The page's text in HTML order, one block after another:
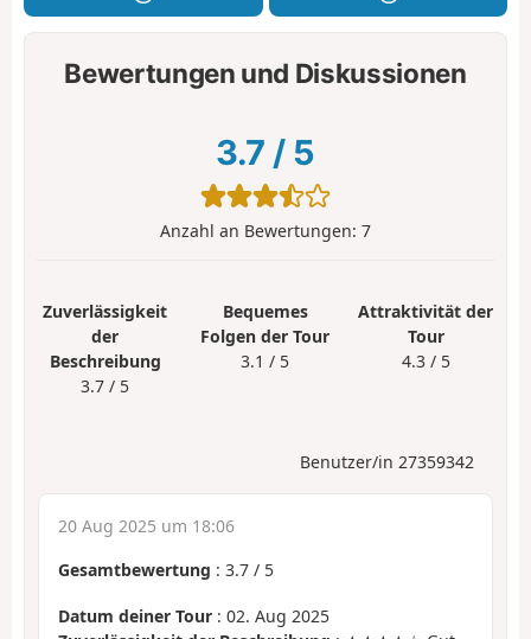
Bewertungen und Diskussionen
3.7 / 5
Anzahl an Bewertungen: 7
Zuverlässigkeit
der
Beschreibung
3.7 / 5
Bequemes
Folgen der Tour
3.1 / 5
Attraktivität der
Tour
4.3 / 5
Benutzer/in 27359342
20 Aug 2025 um 18:06
Gesamtbewertung : 3.7 / 5
Datum deiner Tour : 02. Aug 2025